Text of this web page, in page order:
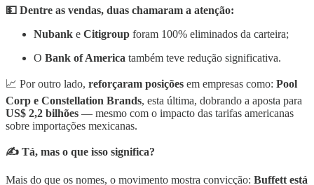
💵 Dentre as vendas, duas chamaram a atenção:
Nubank e Citigroup foram 100% eliminados da carteira;
O Bank of America também teve redução significativa.
📈 Por outro lado, reforçaram posições em empresas como: Pool
Corp e Constellation Brands, esta última, dobrando a aposta para
US$ 2,2 bilhões — mesmo com o impacto das tarifas americanas
sobre importações mexicanas.
✍️ Tá, mas o que isso significa?
Mais do que os nomes, o movimento mostra convicção: Buffett está